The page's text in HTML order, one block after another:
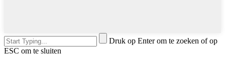
Druk op Enter om te zoeken of op
ESC om te sluiten